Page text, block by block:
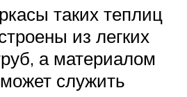
таких теплиц
из легких
а материалом
служить